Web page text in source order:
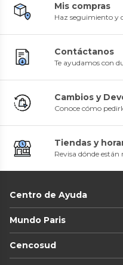
Mis compras
Haz seguimiento y
Contáctanos
Te ayudamos con
Cambios y
Conoce cómo
Tiendas y
Revisa dónde están
Centro de Ayuda
Mundo Paris
Cencosud